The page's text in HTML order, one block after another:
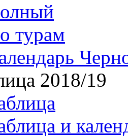
турам
2018/19
и